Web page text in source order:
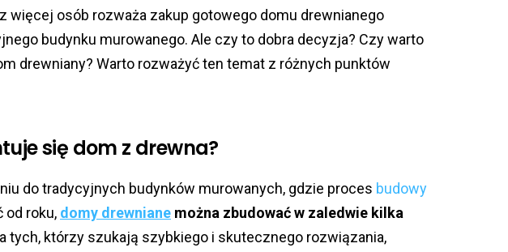
więcej osób rozważa zakup gotowego domu drewnianego
budynku murowanego. Ale czy to dobra decyzja? Czy warto
drewniany? Warto rozważyć ten temat z różnych punktów
się dom z drewna?
do tradycyjnych budynków murowanych, gdzie proces budowy
od roku, domy drewniane można zbudować w zaledwie kilka
tych, którzy szukają szybkiego i skutecznego rozwiązania,